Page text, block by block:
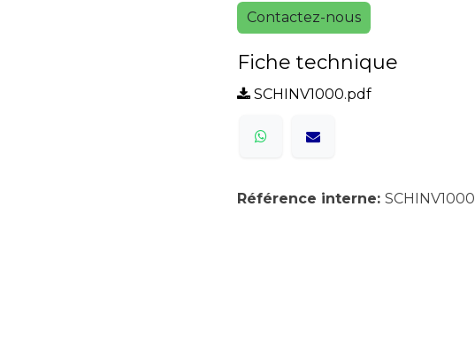
Contactez-nous
Fiche technique
SCHINV1000.pdf
Référence interne: SCHINV1000